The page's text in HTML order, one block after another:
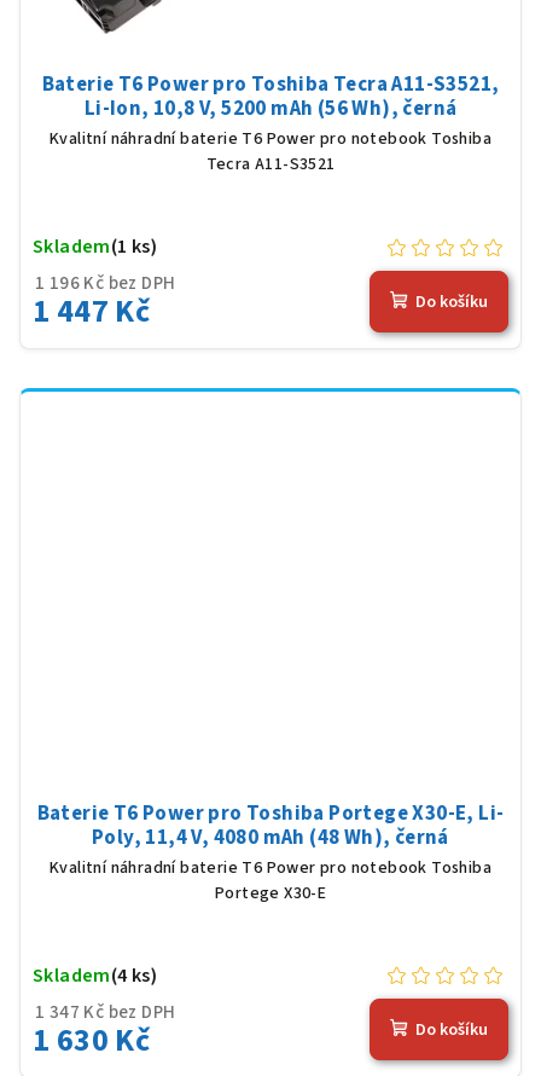
Baterie T6 Power pro Toshiba Tecra A11-S3521,
Li-Ion, 10,8 V, 5200 mAh (56 Wh), černá
Kvalitní náhradní baterie T6 Power pro notebook Toshiba
Tecra A11-S3521
1 196 Kč bez DPH
1 447 Kč
Skladem(1 ks)
Do košíku
Baterie T6 Power pro Toshiba Portege X30-E, Li-
Poly, 11,4 V, 4080 mAh (48 Wh), černá
Kvalitní náhradní baterie T6 Power pro notebook Toshiba
Portege X30-E
1 347 Kč bez DPH
1 630 Kč
Skladem(4 ks)
Do košíku